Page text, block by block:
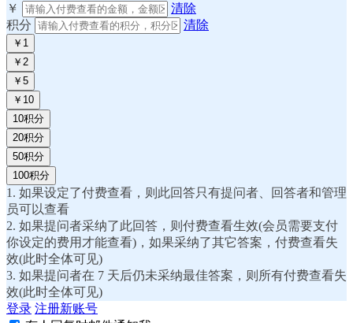
￥
清除
积分
清除
￥1
￥2
￥5
￥10
10积分
20积分
50积分
100积分
1. 如果设定了付费查看，则此回答只有提问者、回答者和管理
员可以查看
2. 如果提问者采纳了此回答，则付费查看生效(会员需要支付
你设定的费用才能查看)，如果采纳了其它答案，付费查看失
效(此时全体可见)
3. 如果提问者在 7 天后仍未采纳最佳答案，则所有付费查看失
效(此时全体可见)
登录 注册新账号